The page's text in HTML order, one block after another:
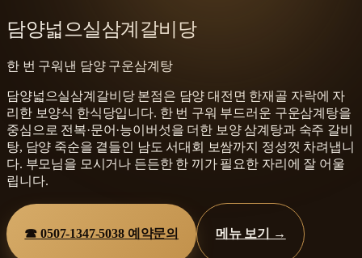
담양넓으실삼계갈비당
한 번 구워낸 담양 구운삼계탕
담양넓으실삼계갈비당 본점은 담양 대전면 한재골 자락에 자
리한 보양식 한식당입니다. 한 번 구워 부드러운 구운삼계탕을
중심으로 전복·문어·능이버섯을 더한 보양 삼계탕과 숙주 갈비
탕, 담양 죽순을 곁들인 남도 서대회 보쌈까지 정성껏 차려냅니
다. 부모님을 모시거나 든든한 한 끼가 필요한 자리에 잘 어울
립니다.
☎0507-1347-5038예약문의 메뉴 보기 →